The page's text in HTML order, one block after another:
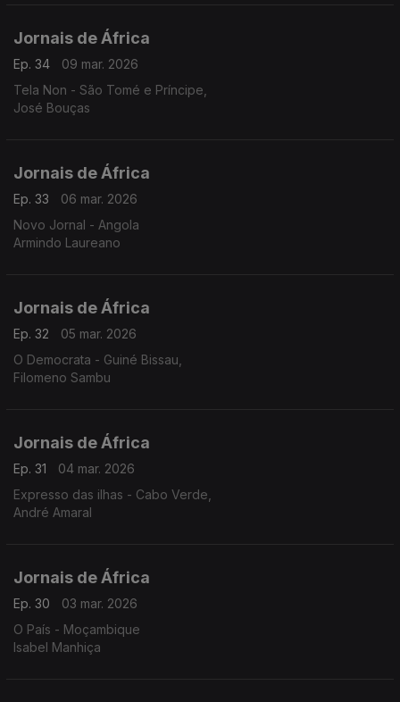
Jornais de África
Ep. 34
09 mar. 2026
Tela Non - São Tomé e Príncipe,
José Bouças
Jornais de África
Ep. 33
06 mar. 2026
Novo Jornal - Angola
Armindo Laureano
Jornais de África
Ep. 32
05 mar. 2026
O Democrata - Guiné Bissau,
Filomeno Sambu
Jornais de África
Ep. 31
04 mar. 2026
Expresso das ilhas - Cabo Verde,
André Amaral
Jornais de África
Ep. 30
03 mar. 2026
O País - Moçambique
Isabel Manhiça